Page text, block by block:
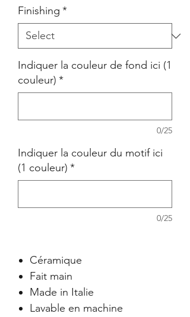
Finishing *
Indiquer la couleur de fond ici (1
couleur) *
0/25
Indiquer la couleur du motif ici
(1 couleur) *
0/25
Céramique
Fait main
Made in Italie
Lavable en machine